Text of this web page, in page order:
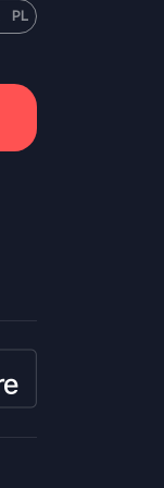
PL